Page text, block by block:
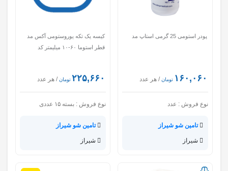
پودر استومی 25 گرمی استاپ مد
۱۶۰,۰۶۰ تومان / هر عدد
نوع فروش : عدد
تامین شو شیراز
شیراز
کیسه یک تکه یوروستومی آکس مد
قطر استوما ۶۰-۱۰ میلیمتر کد
۲۲۵,۶۶۰تومان / هر عدد
نوع فروش : بسته ۱۵ عددی
تامین شو شیراز
شیراز